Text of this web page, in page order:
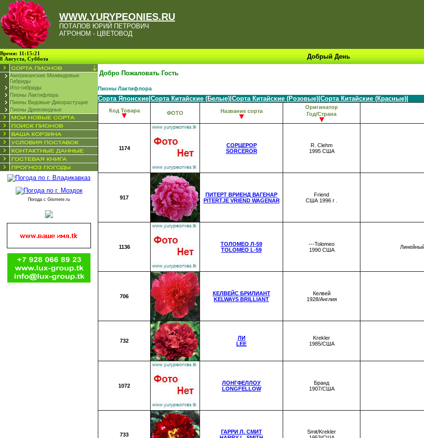
WWW.YURYPEONIES.RU
ПОТАПОВ ЮРИЙ ПЕТРОВИЧ
АГРОНОМ - ЦВЕТОВОД
Время: 11:15:21
8 Августа, Суббота
Добрый День
Американские Межвидовые
Гибриды
Ито-гибриды
Пионы Лактифлора
Пионы Видовые-Дикорастущие
Пионы Древовидные
Погода с Gismete.ru
Добро Пожаловать Гость
Пионы Лактифлора
Сорта Японские Сорта Китайские (Белые) Сорта Китайские (Розовые) Сорта Китайские (Красные)
Код Товара ФОТО Название сорта
Оригинатор
Год/Страна
1174
СОРЦЕРОР
SORCEROR
R. Clehm
1995 США
917
ПИТЕРТ ВРИЕНД ВАГЕНАР
PITERTJE VRIEND WAGENAR
Friend
США 1996 г .
1136
ТОЛОМЕО Л-59
TOLOMEO L-59
---Tolomeo
1990 США
706
КЕЛВЕЙС БРИЛИАНТ
KELWAYS BRILLIANT
Келвей
1928/Англия
732
ЛИ
LEE
Krekler
1985/США
1072
ЛОНГФЕЛЛОУ
LONGFELLOW
Бранд
1907/США
733
ГАРРИ Л. СМИТ
Smit/Krekler